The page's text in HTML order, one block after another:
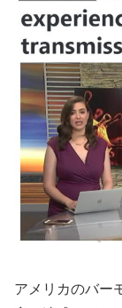
アメリカのバー